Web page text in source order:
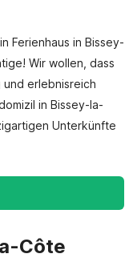
Ferienhaus in Bissey-
Wir wollen, dass
erlebnisreich
in Bissey-la-
Unterkünfte
Côte